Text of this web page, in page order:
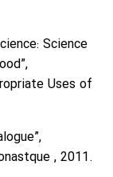
Uses of
, 2011.